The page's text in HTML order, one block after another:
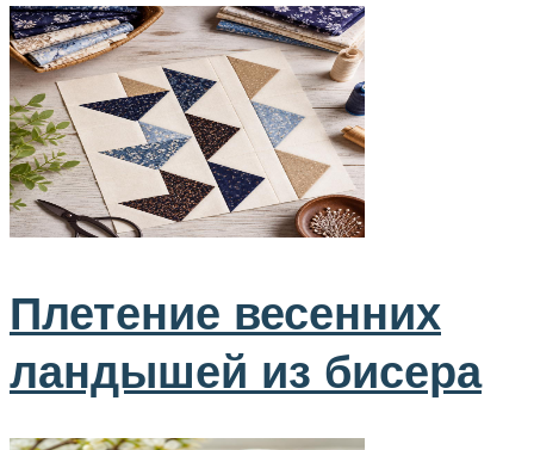
Плетение весенних
ландышей из бисера